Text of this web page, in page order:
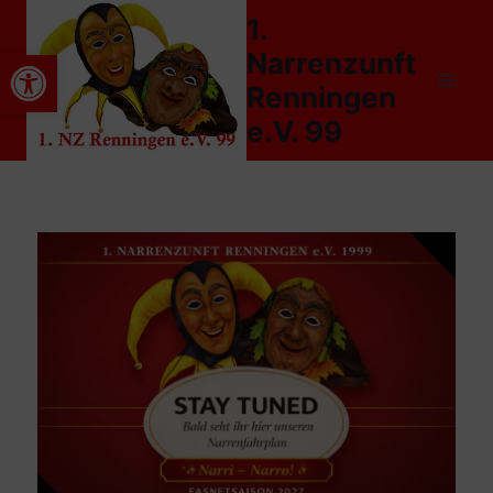
Werkzeugleiste öffnen
1.
Narrenzunft
Renningen
e.V. 99
Home